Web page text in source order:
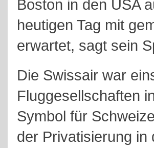
Boston in den USA
heutigen Tag mit
erwartet, sagt sein
Die Swissair war
Fluggesellschaften
Symbol für
der Privatisierung